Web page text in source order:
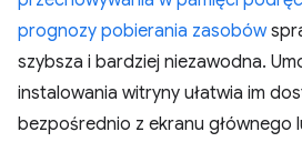
prognozy pobierania zasobów
szybsza i bardziej niezawodna.
instalowania witryny ułatwia im
bezpośrednio z ekranu głównego